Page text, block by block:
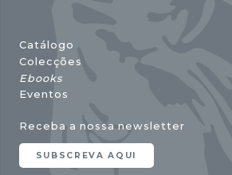
Catálogo
Colecções
Ebooks
Eventos
Receba a nossa newsletter
SUBSCREVA AQUI